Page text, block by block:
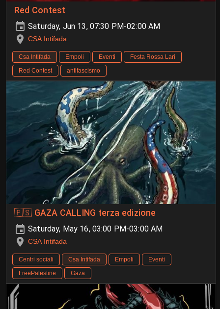
Red Contest
Saturday, Jun 13, 07:30 PM-02:00 AM
CSA Intifada
Csa Intifada Empoli Eventi
Festa Rossa Lari
Red Contest
antifascismo
🇵🇸 GAZA CALLING terza edizione
Saturday, May 16, 03:00 PM-03:00 AM
CSA Intifada
Centri sociali Csa Intifada Empoli
Eventi
FreePalestine
Gaza